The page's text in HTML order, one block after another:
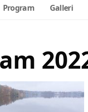
Program Galleri